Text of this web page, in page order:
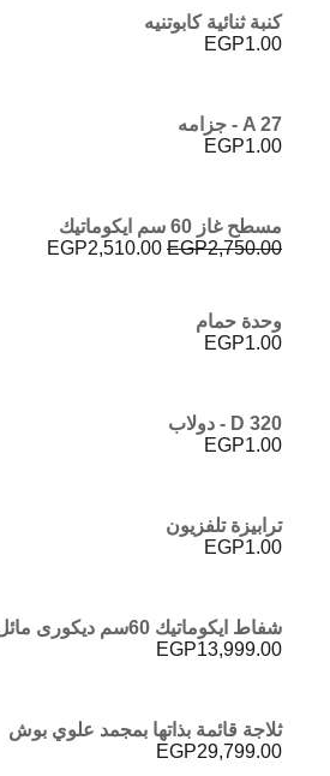
كنبة ثنائية كابوتنيه
EGP1.00
A 27 - جزامه
EGP1.00
مسطح غاز 60 سم ايكوماتيك
EGP2,750.00
السعر
EGP2,510.00
وحدة حمام
EGP1.00
D 320 - دولاب
EGP1.00
ترابيزة تلفزيون
EGP1.00
شفاط ايكوماتيك 60سم ديكورى مائل
EGP13,999.00
ثلاجة قائمة بذاتها بمجمد علوي بوش
EGP29,799.00